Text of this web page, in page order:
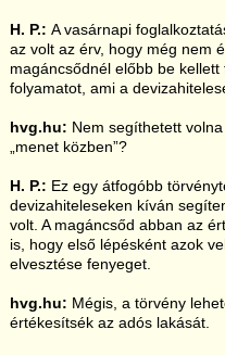
H. P.: A vasárnapi
az volt az érv, hogy még nem
magáncsődnél előbb be
folyamatot, ami a
hvg.hu: Nem segíthetett
„menet közben”?
H. P.: Ez egy átfogóbb
devizahiteleseken kíván
volt. A magáncsőd abban az
is, hogy első lépésként azok
elvesztése fenyeget.
hvg.hu: Mégis, a törvény
értékesítsék az adós lakását.